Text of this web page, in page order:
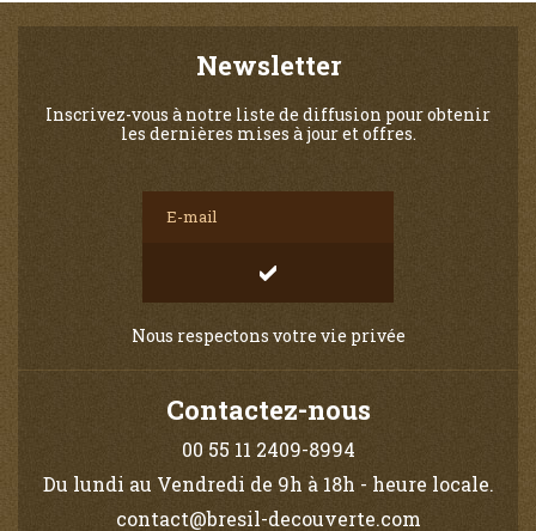
Newsletter
Inscrivez-vous à notre liste de diffusion pour obtenir
les dernières mises à jour et offres.
Nous respectons votre vie privée
Contactez-nous
00 55 11 2409-8994
Du lundi au Vendredi de 9h à 18h - heure locale.
contact@bresil-decouverte.com